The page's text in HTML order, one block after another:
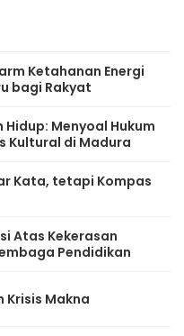
Ketahanan Energi
bagi Rakyat
Hidup: Menyoal Hukum
Kultural di Madura
Kata, tetapi Kompas
Atas Kekerasan
Pendidikan
Krisis Makna